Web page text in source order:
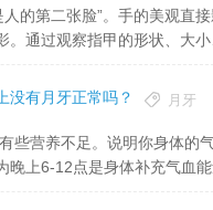
。通过观察指甲的形状、大
没有月牙正常吗？ 月牙
晚上6-12点是身体补充气血